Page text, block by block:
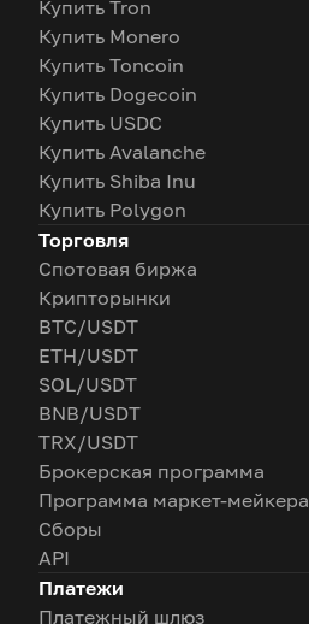
Купить Tron
Купить Monero
Купить Toncoin
Купить Dogecoin
Купить USDC
Купить Avalanche
Купить Shiba Inu
Купить Polygon
Торговля
Спотовая биржа
Крипторынки
BTC/USDT
ETH/USDT
SOL/USDT
BNB/USDT
TRX/USDT
Брокерская программа
Программа маркет-мейкера
Сборы
API
Платежи
Платежный шлюз